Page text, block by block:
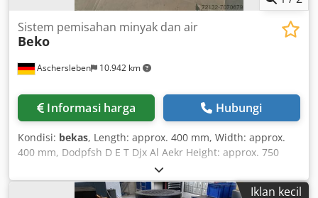
Aschersleben 10.942 km
Sistem pemisahan minyak dan air
Beko
Informasi harga Hubungi
Kondisi: bekas, Length: approx. 400 mm, Width: approx.
400 mm, Dodpfsh D E T Djx Al Aekr Height: approx. 750
mm, Weight: 15 kg, For use in compressed air systems
Iklan kecil